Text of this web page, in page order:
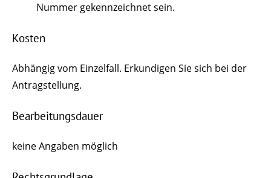
Nummer gekennzeichnet sein.
Kosten
Abhängig vom Einzelfall. Erkundigen Sie sich bei der
Antragstellung.
Bearbeitungsdauer
keine Angaben möglich